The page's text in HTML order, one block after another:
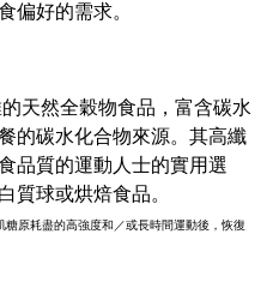
偏好的需求。
天然全穀物食品，富含碳水
的碳水化合物來源。其高纖
品質的運動人士的實用選
質球或烘焙食品。
原耗盡的高強度和／或長時間運動後，恢復